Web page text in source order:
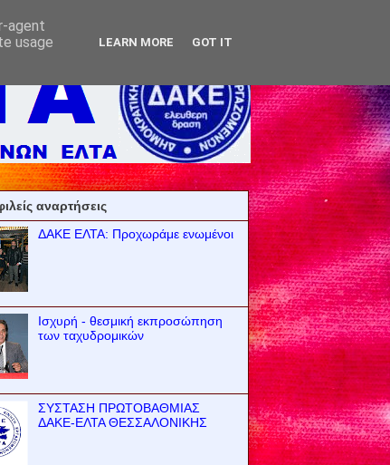
αναρτήσεις
ΔΑΚΕ ΕΛΤΑ: Προχωράμε ενωμένοι
Ισχυρή - θεσμική εκπροσώπηση
των ταχυδρομικών
ΣΥΣΤΑΣΗ ΠΡΩΤΟΒΑΘΜΙΑΣ
ΔΑΚΕ-ΕΛΤΑ ΘΕΣΣΑΛΟΝΙΚΗΣ
agent
usage
LEARN MORE GOT IT